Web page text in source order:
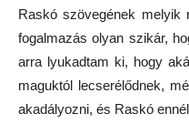
Raskó szövegének
fogalmazás olyan szikár,
arra lyukadtam ki, hogy
maguktól lecserélődnek,
akadályozni, és Raskó